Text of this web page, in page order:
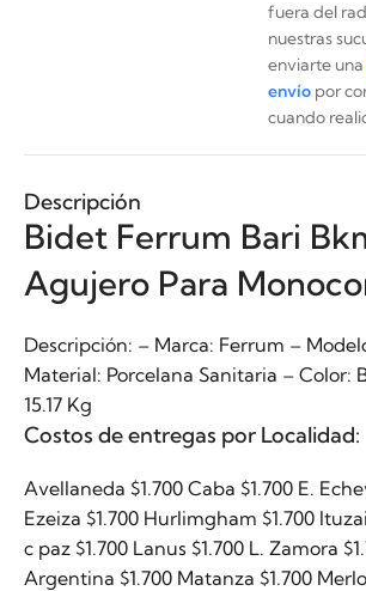
fuera del
nuestras
enviarte una
envíopor
cuando
Descripción
Bidet Ferrum Bari
Agujero Para
Descripción: – Marca: Ferrum –
Material: Porcelana Sanitaria – Color:
15.17 Kg
Costos de entregas por Localidad:
Avellaneda $1.700 Caba $1.700 E.
Ezeiza $1.700 Hurlimgham $1.700
c paz $1.700 Lanus $1.700 L. Zamora
Argentina $1.700 Matanza $1.700